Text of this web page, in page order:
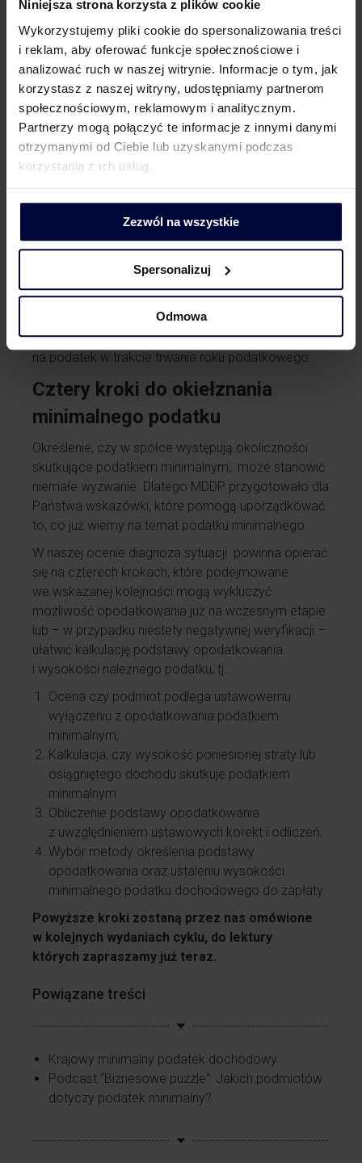
Niniejsza strona korzysta z plików cookie
Wykorzystujemy pliki cookie do spersonalizowania treści
i reklam, aby oferować funkcje społecznościowe i
analizować ruch w naszej witrynie. Informacje o tym, jak
korzystasz z naszej witryny, udostępniamy partnerom
społecznościowym, reklamowym i analitycznym.
Partnerzy mogą połączyć te informacje z innymi danymi
otrzymanymi od Ciebie lub uzyskanymi podczas
korzystania z ich usług.
Zezwól na wszystkie
Spersonalizuj
Odmowa
podatek dochodowy zapłacą po raz pierwszy
do 30 marca 2025 roku.
Podatnicy z rokiem podatkowym innym niż
kalendarzowy zapłacą minimalny podatek
dochodowy na koniec 3 miesiąca od ostatniego
miesiąca roku podatkowego, który rozpoczął się
przed 1 stycznia 2024 roku (czyli w terminie
złożenia przez nich deklaracji CIT-8).
Niemniej, już dziś warto przyjrzeć się regulacji
tak aby z wyprzedzeniem czasowym przygotować
się do ewentualnego nowego podatku. Może się
okazać koniecznym wyodrębnienie poszczególnych
pozycji w systemie księgowym tak aby w szybszy
i klarowny sposób sprawdzić czy podlega się
regulacji o podatku minimalnym.
Minimalny podatek dochodowy jest płatny raz –
na koniec roku. Nie ma obowiązku uiszczać zaliczek
na podatek w trakcie trwania roku podatkowego.
Cztery kroki do okiełznania
minimalnego podatku
Określenie, czy w spółce występują okoliczności
skutkujące podatkiem minimalnym, może stanowić
niemałe wyzwanie. Dlatego MDDP przygotowało dla
Państwa wskazówki, które pomogą uporządkować
to, co już wiemy na temat podatku minimalnego.
W naszej ocenie diagnoza sytuacji powinna opierać
się na czterech krokach, które podejmowane
we wskazanej kolejności mogą wykluczyć
możliwość opodatkowania już na wczesnym etapie
lub – w przypadku niestety negatywnej weryfikacji –
ułatwić kalkulację podstawy opodatkowania
i wysokości należnego podatku, tj.:
Ocena czy podmiot podlega ustawowemu
wyłączeniu z opodatkowania podatkiem
minimalnym;
Kalkulacja, czy wysokość poniesionej straty lub
osiągniętego dochodu skutkuje podatkiem
minimalnym:
Obliczenie podstawy opodatkowania
z uwzględnieniem ustawowych korekt i odliczeń,
Wybór metody określenia podstawy
opodatkowania oraz ustaleniu wysokości
minimalnego podatku dochodowego do zapłaty.
Powyższe kroki zostaną przez nas omówione
w kolejnych wydaniach cyklu, do lektury
których zapraszamy już teraz.
Powiązane treści
Krajowy minimalny podatek dochodowy
Podcast “Biznesowe puzzle”: Jakich podmiotów
dotyczy podatek minimalny?